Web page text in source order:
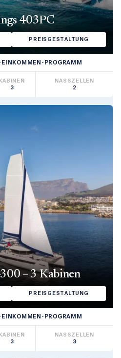
403PC
PREISGESTALTUNG
PROGRAMM
3
NASSZELLEN
2
– 3 Kabinen
PREISGESTALTUNG
PROGRAMM
3
NASSZELLEN
3